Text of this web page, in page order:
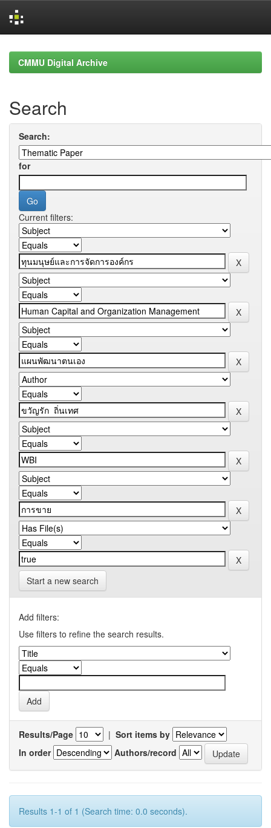
navigationCMMU Digital Archive
Search
Search:
for
Current filters:
Start a new search
Add filters:
Use filters to refine the search results.
Results/Page | Sort items by
In order
Authors/record
Results 1-1 of 1 (Search time: 0.0 seconds).